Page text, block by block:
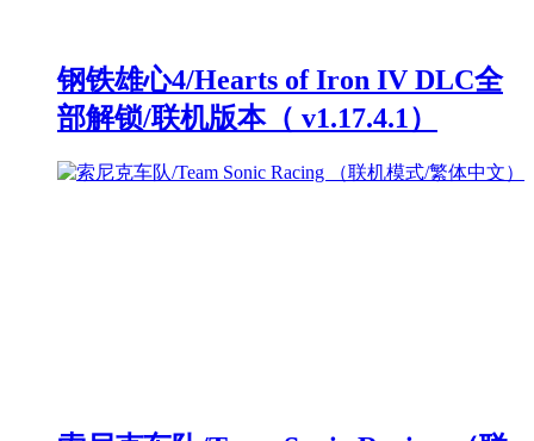
钢铁雄心4/Hearts of Iron IV DLC全
部解锁/联机版本（ v1.17.4.1）